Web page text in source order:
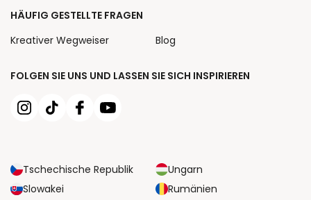
FOLGEN SIE UNS UND LASSEN SIE SICH INSPIRIEREN
Tschechische Republik
Ungarn
Slowakei
Rumänien
HÄUFIG GESTELLTE FRAGEN
Kreativer Wegweiser
Blog